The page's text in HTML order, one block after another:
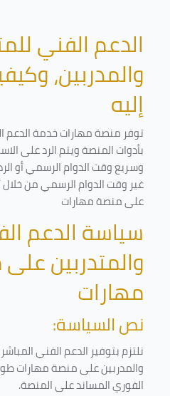
الدعم الفني
والمدربين،
إليه
توفر منصة مهارات خدمة الدعم
بأدوات المنصة ويتم الرد على
وسريع وقت الدوام الرسمي أو
غير وقت الدوام الرسمي من خلال
على منصة مهارات
سياسة الدعم
والمتدربين
مهارات
نص السياسة:
نلتزم بتوفير الدعم الفني
والمدربين على منصة مهارات
الفوري المساند على المنصة.